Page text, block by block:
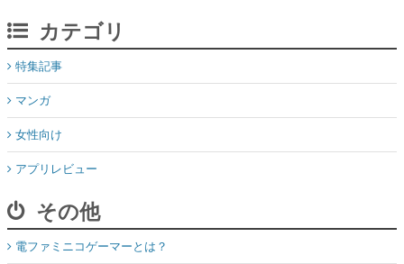
カテゴリ
特集記事
マンガ
女性向け
アプリレビュー
その他
電ファミニコゲーマーとは？